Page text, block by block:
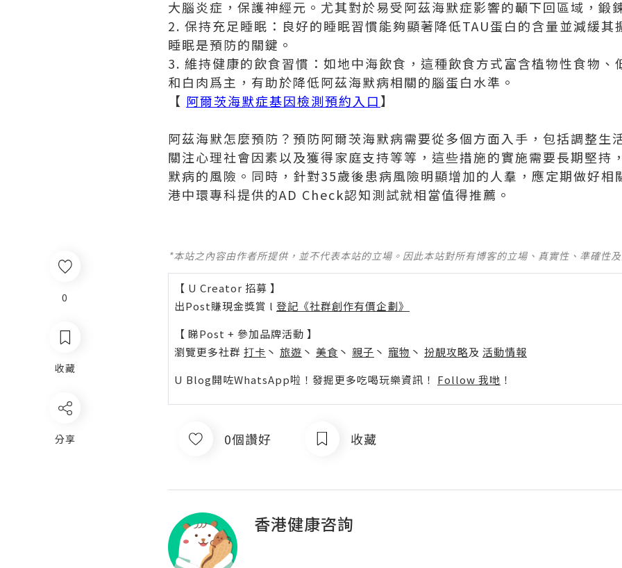
0
收藏
分享
大腦炎症，保護神經元。尤其對於易受阿茲海默症影響的顳下回區域，鍛
2. 保持充足睡眠：良好的睡眠習慣能夠顯著降低TAU蛋白的含量並減緩其
睡眠是預防的關鍵。
3. 維持健康的飲食習慣：如地中海飲食，這種飲食方式富含植物性食物、
和白肉爲主，有助於降低阿茲海默病相關的腦蛋白水準。
【 阿爾茨海默症基因檢測預約入口】
阿茲海默怎麼預防？預防阿爾茨海默病需要從多個方面入手，包括調整生
關注心理社會因素以及獲得家庭支持等等，這些措施的實施需要長期堅持
默病的風險。同時，針對35歲後患病風險明顯增加的人羣，應定期做好相
港中環專科提供的AD Check認知測試就相當值得推薦。
*本站之內容由作者所提供，並不代表本站的立場。因此本站對所有博客的立場、真實性、準確性
【 U Creator 招募 】
出Post賺現金獎賞 l 登記《社群創作有價企劃》
【 睇Post + 參加品牌活動 】
瀏覽更多社群 打卡 丶 旅遊 丶 美食 丶 親子 丶 寵物 丶 扮靚攻略及 活動情報
U Blog開咗WhatsApp啦！發掘更多吃喝玩樂資訊！ Follow 我哋 ！
0個讚好 收藏
香港健康咨詢